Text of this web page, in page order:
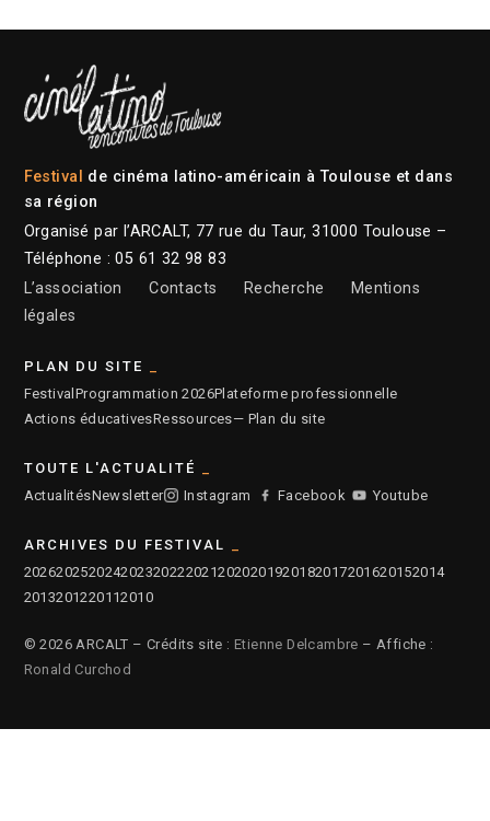
Festival de cinéma latino-américain à Toulouse et dans
sa région
Organisé par l’ARCALT, 77 rue du Taur, 31000 Toulouse –
Téléphone : 05 61 32 98 83
L’association
Contacts Recherche
Mentions
légales
PLAN DU SITE
Festival Programmation 2026Plateforme professionnelle
Actions éducativesRessources— Plan du site
TOUTE L'ACTUALITÉ
ActualitésNewsletter Instagram Facebook Youtube
ARCHIVES DU FESTIVAL
2026202520242023202220212020201920182017201620152014
2013201220112010
© 2026 ARCALT – Crédits site : Etienne Delcambre – Affiche :
Ronald Curchod